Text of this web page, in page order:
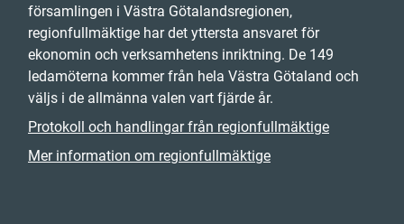
församlingen i Västra Götalandsregionen,
regionfullmäktige har det yttersta ansvaret för
ekonomin och verksamhetens inriktning. De 149
ledamöterna kommer från hela Västra Götaland och
väljs i de allmänna valen vart fjärde år.
Protokoll och handlingar från regionfullmäktige
Mer information om regionfullmäktige